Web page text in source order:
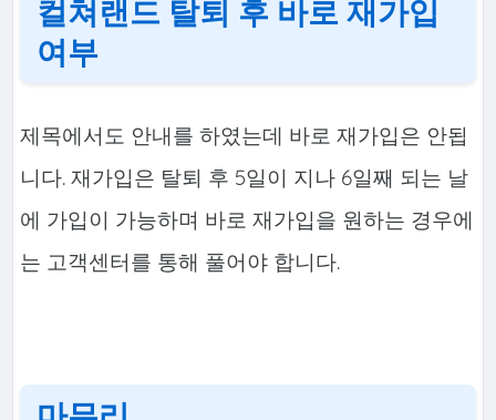
컬쳐랜드 탈퇴 후 바로 재가입
여부
제목에서도 안내를 하였는데 바로 재가입은 안됩
니다. 재가입은 탈퇴 후 5일이 지나 6일째 되는 날
에 가입이 가능하며 바로 재가입을 원하는 경우에
는 고객센터를 통해 풀어야 합니다.